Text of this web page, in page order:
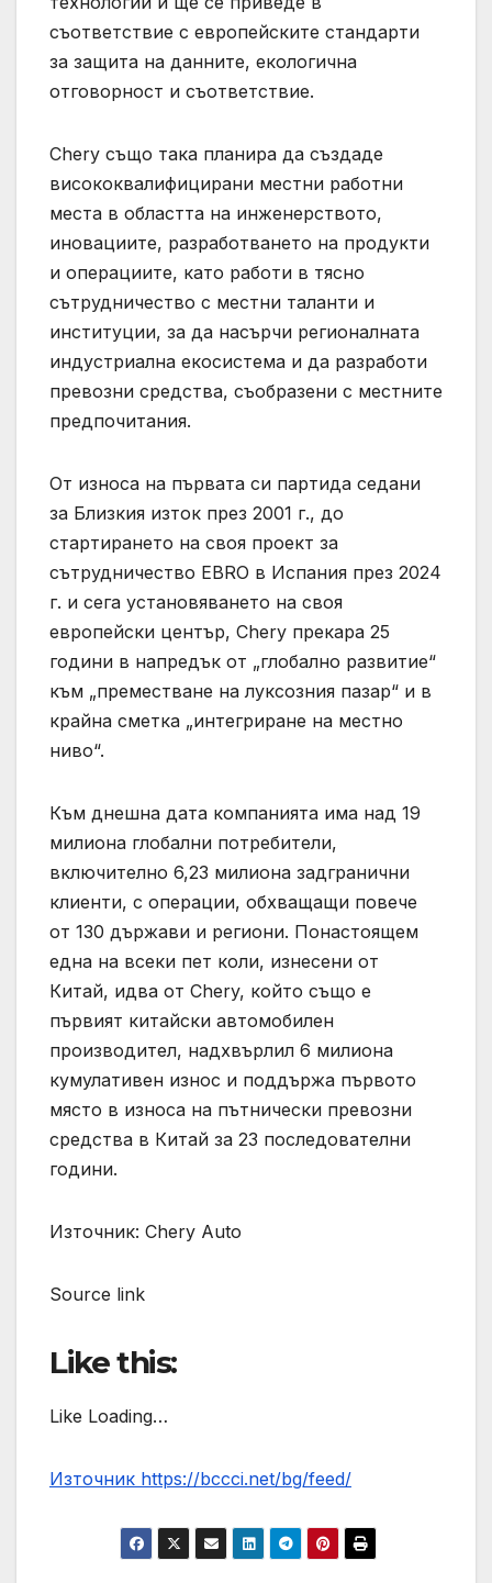
съответствие с европейските стандарти
за защита на данните, екологична
отговорност и съответствие.
Chery също така планира да създаде
висококвалифицирани местни работни
места в областта на инженерството,
иновациите, разработването на продукти
и операциите, като работи в тясно
сътрудничество с местни таланти и
институции, за да насърчи регионалната
индустриална екосистема и да разработи
превозни средства, съобразени с местните
предпочитания.
От износа на първата си партида седани
за Близкия изток през 2001 г., до
стартирането на своя проект за
сътрудничество EBRO в Испания през 2024
г. и сега установяването на своя
европейски център, Chery прекара 25
години в напредък от „глобално развитие“
към „преместване на луксозния пазар“ и в
крайна сметка „интегриране на местно
ниво“.
Към днешна дата компанията има над 19
милиона глобални потребители,
включително 6,23 милиона задгранични
клиенти, с операции, обхващащи повече
от 130 държави и региони. Понастоящем
една на всеки пет коли, изнесени от
Китай, идва от Chery, който също е
първият китайски автомобилен
производител, надхвърлил 6 милиона
кумулативен износ и поддържа първото
място в износа на пътнически превозни
средства в Китай за 23 последователни
години.
Източник: Chery Auto
Source link
Like this:
Like Loading…
Източник https://bccci.net/bg/feed/